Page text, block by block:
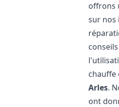
offrons
sur nos
chauffe
Arles.
ont